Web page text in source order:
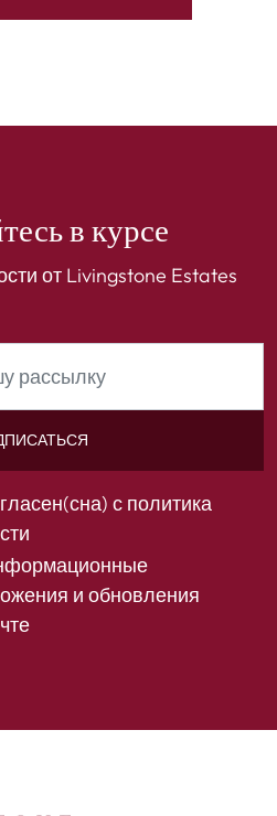
в курсе
от Livingstone Estates
с политика
и обновления